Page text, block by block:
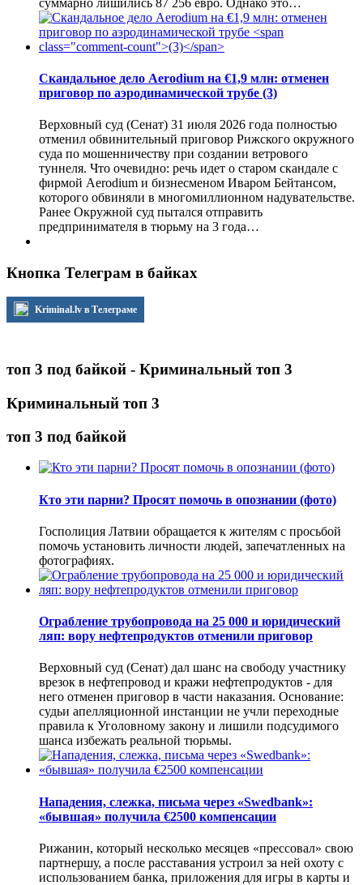
суммарно лишились 87 256 евро. Однако это…
Скандальное дело Aerodium на €1,9 млн: отменен
приговор по аэродинамической трубе (3)
Верховный суд (Сенат) 31 июля 2026 года полностью
отменил обвинительный приговор Рижского окружного
суда по мошенничеству при создании ветрового
туннеля. Что очевидно: речь идет о старом скандале с
фирмой Aerodium и бизнесменом Иваром Бейтансом,
которого обвиняли в многомиллионном надувательстве.
Ранее Окружной суд пытался отправить
предпринимателя в тюрьму на 3 года…
Кнопка Телеграм в байках
Kriminal.lv в Телеграме
топ 3 под байкой - Криминальный топ 3
Криминальный топ 3
топ 3 под байкой
Кто эти парни? Просят помочь в опознании (фото)
Госполиция Латвии обращается к жителям с просьбой
помочь установить личности людей, запечатленных на
фотографиях.
Ограбление трубопровода на 25 000 и юридический
ляп: вору нефтепродуктов отменили приговор
Верховный суд (Сенат) дал шанс на свободу участнику
врезок в нефтепровод и кражи нефтепродуктов - для
него отменен приговор в части наказания. Основание:
судьи апелляционной инстанции не учли переходные
правила к Уголовному закону и лишили подсудимого
шанса избежать реальной тюрьмы.
Нападения, слежка, письма через «Swedbank»:
«бывшая» получила €2500 компенсации
Рижанин, который несколько месяцев «прессовал» свою
партнершу, а после расставания устроил за ней охоту с
использованием банка, приложения для игры в карты и